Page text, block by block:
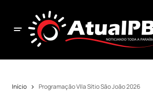
Início Programação VIla Sítio São João 2026